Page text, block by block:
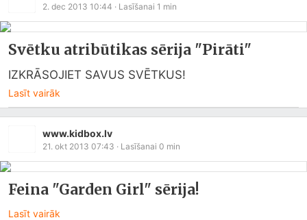
2. dec 2013 10:44 · Lasīšanai 1 min
Svētku atribūtikas sērija "Pirāti"
IZKRĀSOJIET SAVUS SVĒTKUS!
Lasīt vairāk
www.kidbox.lv
21. okt 2013 07:43 · Lasīšanai 0 min
Feina "Garden Girl" sērija!
Lasīt vairāk